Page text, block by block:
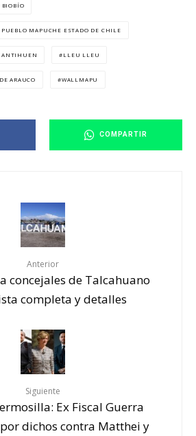
BIOBÍO
MAPUCHE ESTADO DE CHILE
ANTIHUEN LLEU LLEU
ARAUCO WALLMAPU
COMPARTIR
Anterior
concejales de Talcahuano
completa y detalles
Siguiente
Ex Fiscal Guerra
dichos contra Matthei y